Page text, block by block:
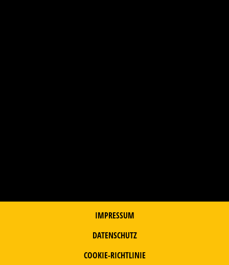
IMPRESSUM
DATENSCHUTZ
COOKIE-RICHTLINIE